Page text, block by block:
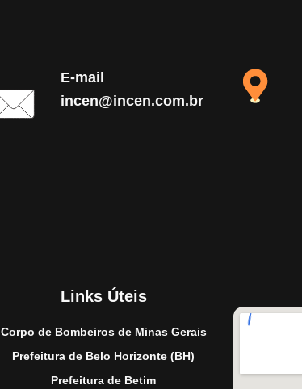
E-mail
incen@incen.com.br
Links Úteis
Corpo de Bombeiros de Minas Gerais
Prefeitura de Belo Horizonte (BH)
Prefeitura de Betim